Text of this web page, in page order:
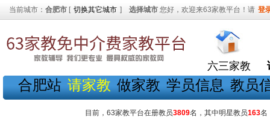
当前城市： 合肥市 [ 切换其它城市 ] 选择城市 您好，欢迎来63家教平台！请 登
六三家教
合肥站 请家教 做家教 学员信息 教员
目前，63家教平台在册教员3809名，其中明星教员163名